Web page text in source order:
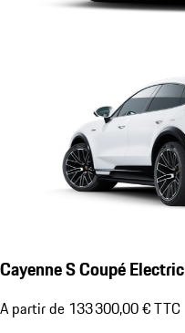
Cayenne S Coupé Electric
A partir de 133 300,00 € TTC